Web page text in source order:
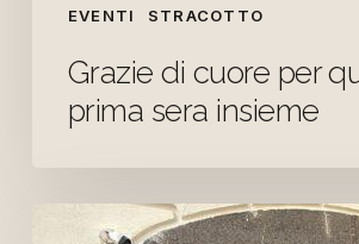
EVENTI STRACOTTO
Grazie di cuore per
prima sera insieme
Apertura